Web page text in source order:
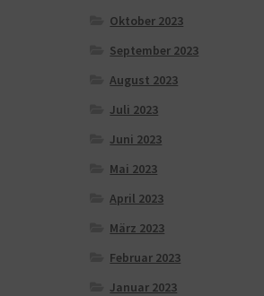
Oktober 2023
September 2023
August 2023
Juli 2023
Juni 2023
Mai 2023
April 2023
März 2023
Februar 2023
Januar 2023